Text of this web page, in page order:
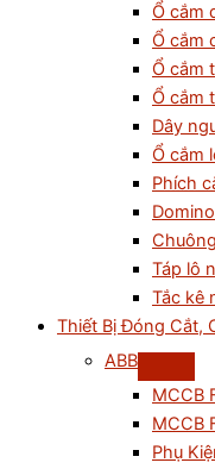
Ổ cắm
Ổ cắm
Ổ cắm
Ổ cắm
Dây
Ổ cắm
Phích
Táp lô
Tắc kê
Thiết Bị Đóng Cắt,
ABB
MCCB
MCCB
Phụ